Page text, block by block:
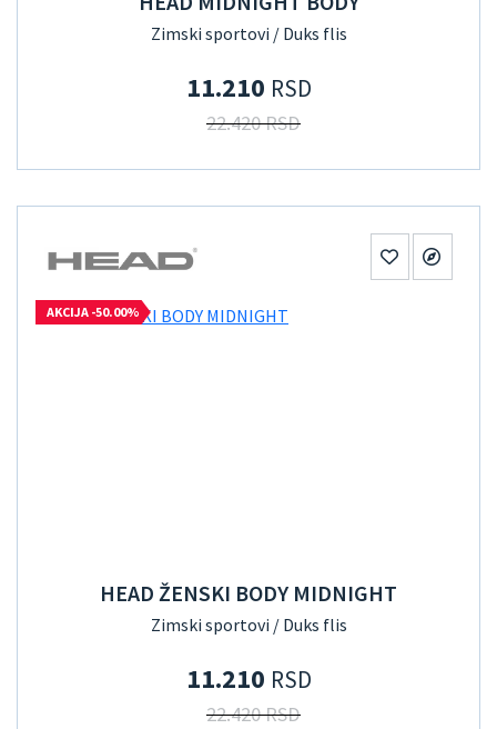
Zimski sportovi / Duks flis
11.210 RSD
22.420 RSD
AKCIJA -50.00%
HEAD ŽENSKI BODY MIDNIGHT
Zimski sportovi / Duks flis
11.210 RSD
22.420 RSD